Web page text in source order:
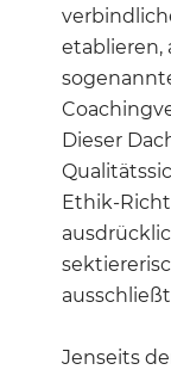
etablieren,
Dieser
Ethik-
Jenseits